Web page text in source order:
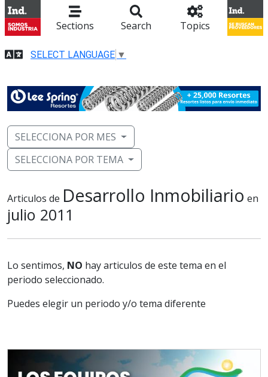
Sections Search Topics
SELECT LANGUAGE ▼
SELECCIONA POR MES
SELECCIONA POR TEMA
Articulos de Desarrollo Inmobiliario en
julio 2011
Lo sentimos, NO hay articulos de este tema en el
periodo seleccionado.
Puedes elegir un periodo y/o tema diferente